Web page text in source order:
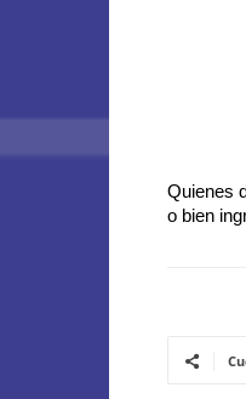
Quienes
o bien